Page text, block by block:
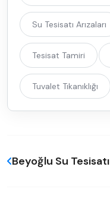
Su Tesisatı Arızaları
Tesisat Tamiri
Tuvalet Tıkanıklığı
Beyoğlu Su Tesisatı